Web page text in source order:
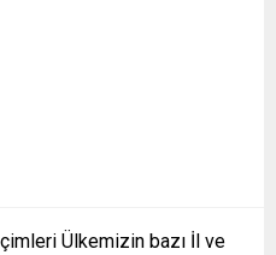
Ülkemizin bazı İl ve